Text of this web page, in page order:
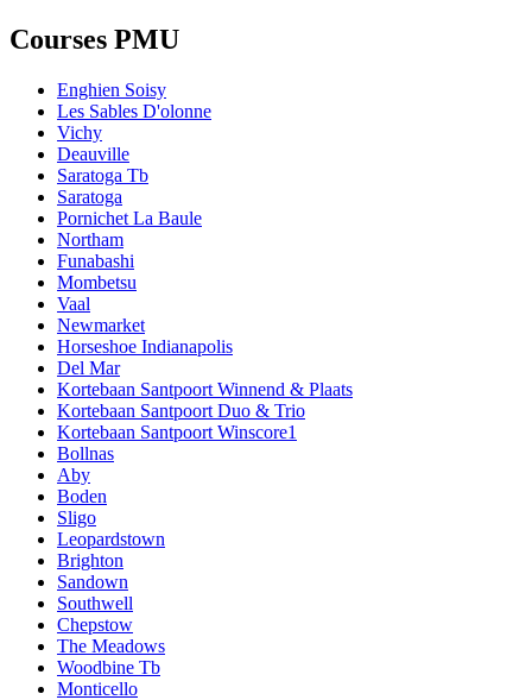
Courses PMU
Enghien Soisy
Les Sables D'olonne
Vichy
Deauville
Saratoga Tb
Saratoga
Pornichet La Baule
Northam
Funabashi
Mombetsu
Vaal
Newmarket
Horseshoe Indianapolis
Del Mar
Kortebaan Santpoort Winnend & Plaats
Kortebaan Santpoort Duo & Trio
Kortebaan Santpoort Winscore1
Bollnas
Aby
Boden
Sligo
Leopardstown
Brighton
Sandown
Southwell
Chepstow
The Meadows
Woodbine Tb
Monticello